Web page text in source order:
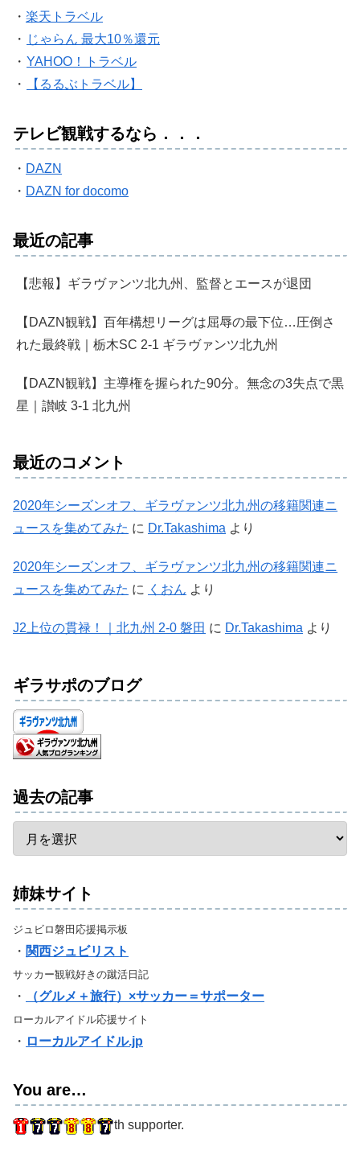
・ 楽天トラベル
・ じゃらん 最大10％還元
・ YAHOO！トラベル
・
【るるぶトラベル】
テレビ観戦するなら．．．
・ DAZN
・ DAZN for docomo
最近の記事
【悲報】ギラヴァンツ北九州、監督とエースが退団
【DAZN観戦】百年構想リーグは屈辱の最下位…圧倒さ
れた最終戦｜栃木SC 2-1 ギラヴァンツ北九州
【DAZN観戦】主導権を握られた90分。無念の3失点で黒
星｜讃岐 3-1 北九州
最近のコメント
2020年シーズンオフ、ギラヴァンツ北九州の移籍関連ニ
ュースを集めてみた に Dr.Takashima より
2020年シーズンオフ、ギラヴァンツ北九州の移籍関連ニ
ュースを集めてみた に くおん より
J2上位の貫禄！｜北九州 2-0 磐田 に Dr.Takashima より
ギラサポのブログ
過去の記事
姉妹サイト
ジュビロ磐田応援掲示板
・ 関西ジュビリスト
サッカー観戦好きの蹴活日記
・ （グルメ＋旅行）×サッカー＝サポーター
ローカルアイドル応援サイト
・ ローカルアイドル.jp
You are…
th supporter.